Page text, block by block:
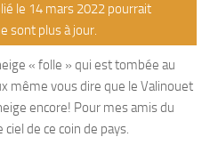
le 14 mars 2022 pourrait
sont plus à jour.
« folle » qui est tombée au
même vous dire que le Valinouet
encore! Pour mes amis du
ciel de ce coin de pays.